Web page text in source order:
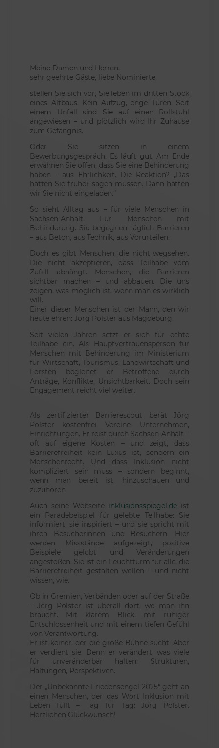
Meine Damen und Herren,
sehr geehrte Gäste, liebe Nominierte,
stellen Sie sich vor, Sie leben im dritten Stock
eines Altbaus. Kein Aufzug, enge Türen. Seit
einem Unfall sind Sie auf einen Rollstuhl
angewiesen – und plötzlich wird Ihr Zuhause
zum Gefängnis.
Oder Sie sitzen in einem
Bewerbungsgespräch. Es läuft gut. Am Ende
erwähnen Sie offen, dass Sie eine Behinderung
haben – aus Ehrlichkeit. Die Reaktion? „Das
hätten Sie früher sagen müssen. Dann hätten
wir Sie nicht eingeladen.“
So sieht Alltag aus – für viele Menschen in
Sachsen-Anhalt. Für Menschen mit
Behinderung. Sie begegnen täglich Barrieren
– aus Beton, aus Technik, aus Vorurteilen.
Doch es gibt Menschen, die nicht wegsehen.
Die nicht akzeptieren, dass Teilhabe vom
Zufall abhängt. Menschen, die Barrieren
sichtbar machen – und abbauen. Die uns
zeigen, was möglich ist, wenn man es wirklich
will.
Einer dieser Menschen ist der Mann, den wir
heute ehren: Jörg Polster aus Magdeburg.
Seit vielen Jahren setzt er sich für echte
Teilhabe ein. Als Hauptvertrauensperson für
Menschen mit Behinderung im Ministerium
für Wirtschaft, Tourismus, Landwirtschaft und
Forsten begleitet er Betroffene durch
Anträge, Konflikte, Unsichtbarkeit. Doch sein
Engagement reicht viel weiter.
Als zertifizierter Barrierescout berät Jörg
Polster kostenfrei Vereine, Unternehmen,
Einrichtungen. Er reist durch Sachsen-Anhalt –
oft auf eigene Kosten – und zeigt, dass
Barrierefreiheit kein Luxus ist, sondern ein
Menschenrecht. Und dass Inklusion nicht
kompliziert sein muss – sondern beginnt,
wenn man bereit ist, hinzuschauen und
zuzuhören.
Auch seine Webseite inklusionsspiegel.de ist
ein Paradebeispiel für gelebte Teilhabe: Sie
informiert, sie inspiriert – und sie spricht mit
ihren Besucherinnen und Besuchern. Hier
werden Missstände aufgezeigt, positive
Beispiele gelobt und Veränderungen
angestoßen. Sie ist ein Leuchtturm für alle, die
Barrierefreiheit gestalten wollen – und nicht
wissen, wie.
Ob in Gremien, Verbänden oder auf der Straße
– Jörg Polster ist überall dort, wo man ihn
braucht. Mit klarem Blick, mit ruhiger
Entschlossenheit und mit einem tiefen Gefühl
von Verantwortung.
Er ist keiner, der die große Bühne sucht. Aber
er verdient sie. Denn er verändert, was viele
für unveränderbar halten: Strukturen,
Haltungen, Perspektiven.
Der „Unbekannte Friedensengel 2025“ geht an
einen Menschen, der das Wort Inklusion mit
Leben füllt – Tag für Tag: Jörg Polster.
Herzlichen Glückwunsch!